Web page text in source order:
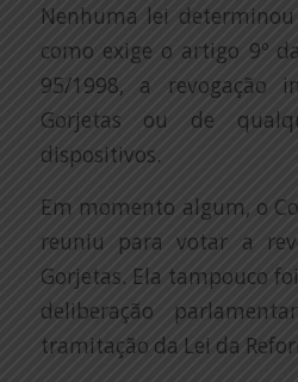
Nenhuma lei
como exige o artigo 9º
95/1998, a revogação
Gorjetas ou de
dispositivos.
Em momento algum, o
reuniu para votar a
Gorjetas. Ela tampouco
deliberação
tramitação da Lei da